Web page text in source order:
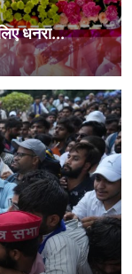
धनरा...